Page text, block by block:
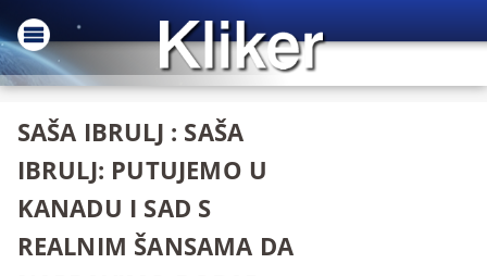
SAŠA IBRULJ : SAŠA
IBRULJ: PUTUJEMO U
KANADU I SAD S
REALNIM ŠANSAMA DA